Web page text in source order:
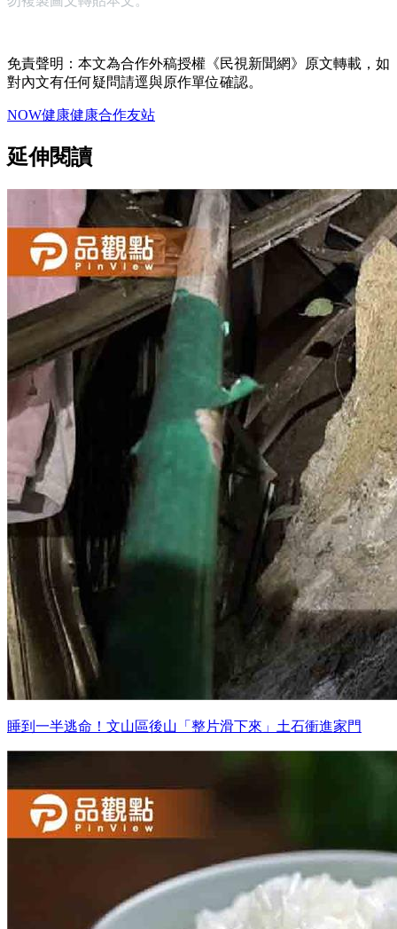
免責聲明：本文為合作外稿授權《民視新聞網》原文轉載，如
對內文有任何疑問請逕與原作單位確認。
NOW健康健康合作友站
延伸閱讀
睡到一半逃命！文山區後山「整片滑下來」土石衝進家門